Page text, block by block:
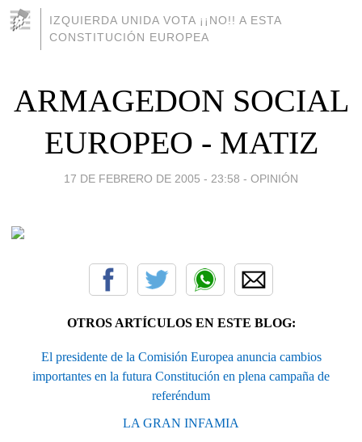
IZQUIERDA UNIDA VOTA ¡¡NO!! A ESTA
CONSTITUCIÓN EUROPEA
ARMAGEDON SOCIAL
EUROPEO - MATIZ
17 DE FEBRERO DE 2005 - 23:58 - OPINIÓN
OTROS ARTÍCULOS EN ESTE BLOG:
El presidente de la Comisión Europea anuncia cambios
importantes en la futura Constitución en plena campaña de
referéndum
LA GRAN INFAMIA